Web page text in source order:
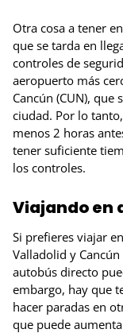
Otra cosa a tener
que se tarda en
controles de
aeropuerto más
Cancún (CUN),
ciudad. Por lo
menos 2 horas
tener suficiente
los controles.
Viajando en
Si prefieres viajar
Valladolid y
autobús directo
embargo, hay que
hacer paradas en
que puede